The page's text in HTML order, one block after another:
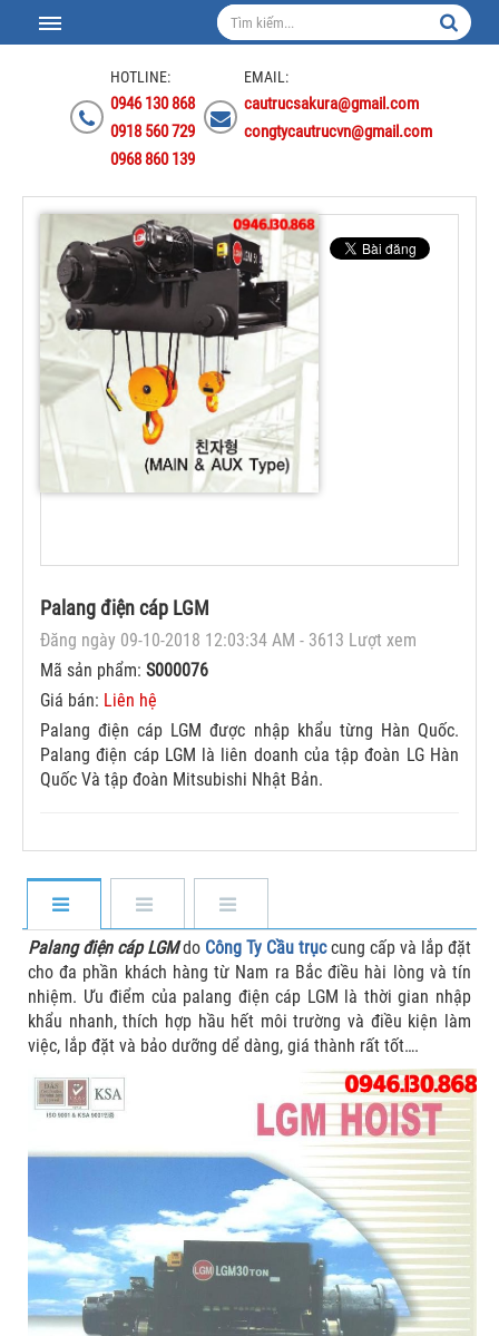
HOTLINE:
0946 130 868
0918 560 729
0968 860 139
EMAIL:
cautrucsakura@gmail.com
congtycautrucvn@gmail.com
Palang điện cáp LGM
Đăng ngày 09-10-2018 12:03:34 AM - 3613 Lượt xem
Mã sản phẩm: S000076
Giá bán: Liên hệ
Palang điện cáp LGM được nhập khẩu từng Hàn Quốc.
Palang điện cáp LGM là liên doanh của tập đoàn LG Hàn
Quốc Và tập đoàn Mitsubishi Nhật Bản.
Palang điện cáp LGMdo Công Ty Cầu trụccung cấp và lắp đặt
cho đa phần khách hàng từ Nam ra Bắc điều hài lòng và tín
nhiệm. Ưu điểm của palang điện cáp LGM là thời gian nhập
khẩu nhanh, thích hợp hầu hết môi trường và điều kiện làm
việc, lắp đặt và bảo dưỡng dể dàng, giá thành rất tốt….